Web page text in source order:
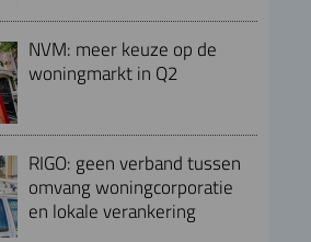
NVM: meer keuze op de
woningmarkt in Q2
RIGO: geen verband tussen
omvang woningcorporatie
en lokale verankering